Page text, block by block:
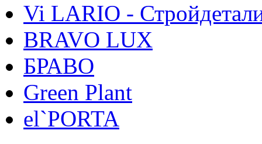
Vi LARIO -
BRAVO LUX
БРАВО
Green Plant
el`PORTA